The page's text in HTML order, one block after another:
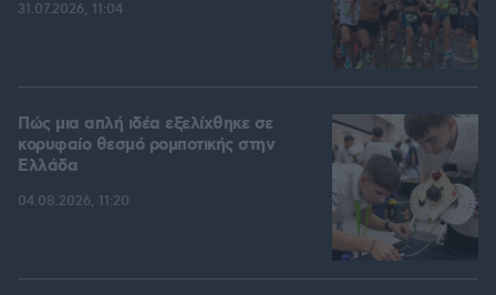
31.07.2026, 11:04
Πώς μια απλή ιδέα εξελίχθηκε σε
κορυφαίο θεσμό ρομποτικής στην
Ελλάδα
04.08.2026, 11:20